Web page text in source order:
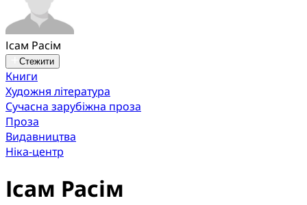
Ісам Расім
Стежити
Книги
Художня література
Сучасна зарубіжна проза
Проза
Видавництва
Ніка-центр
Ісам Расім